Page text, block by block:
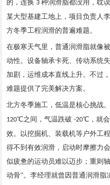
的，连换 3种润滑脂都没用，耽
某大型基建工地上，项目负责人
方冬季工程润滑的普遍难题。
在极寒天气里，普通润滑脂就像
动性。设备轴承卡死、传动系统
加剧，运维成本直线上升。不过
难题提供了完美解决方案。
北方冬季施工，低温是核心挑战
120℃之间，气温跌破-20℃，就会
效。以挖掘机、装载机等户外工
得不到有效润滑，启动时摩擦力
似疲惫的运动员难以迈步；重则
动骨”。李经理就曾因普通润滑脂